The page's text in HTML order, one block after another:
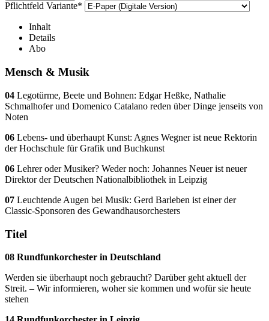
Pflichtfeld Variante*
Inhalt
Details
Abo
Mensch & Musik
04 Legotürme, Beete und Bohnen: Edgar Heßke, Nathalie
Schmalhofer und Domenico Catalano reden über Dinge jenseits von
Noten
06 Lebens- und überhaupt Kunst: Agnes Wegner ist neue Rektorin
der Hochschule für Grafik und Buchkunst
06 Lehrer oder Musiker? Weder noch: Johannes Neuer ist neuer
Direktor der Deutschen Nationalbibliothek in Leipzig
07 Leuchtende Augen bei Musik: Gerd Barleben ist einer der
Classic-Sponsoren des Gewandhausorchesters
Titel
08 Rundfunkorchester in Deutschland
Werden sie überhaupt noch gebraucht? Darüber geht aktuell der
Streit. – Wir informieren, woher sie kommen und wofür sie heute
stehen